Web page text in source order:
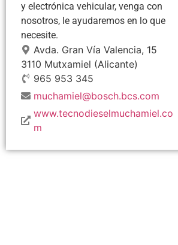
y electrónica vehicular, venga con
nosotros, le ayudaremos en lo que
necesite.
Avda. Gran Vía Valencia, 15
3110 Mutxamiel (Alicante)
965 953 345
muchamiel@bosch.bcs.com
www.tecnodieselmuchamiel.co
m